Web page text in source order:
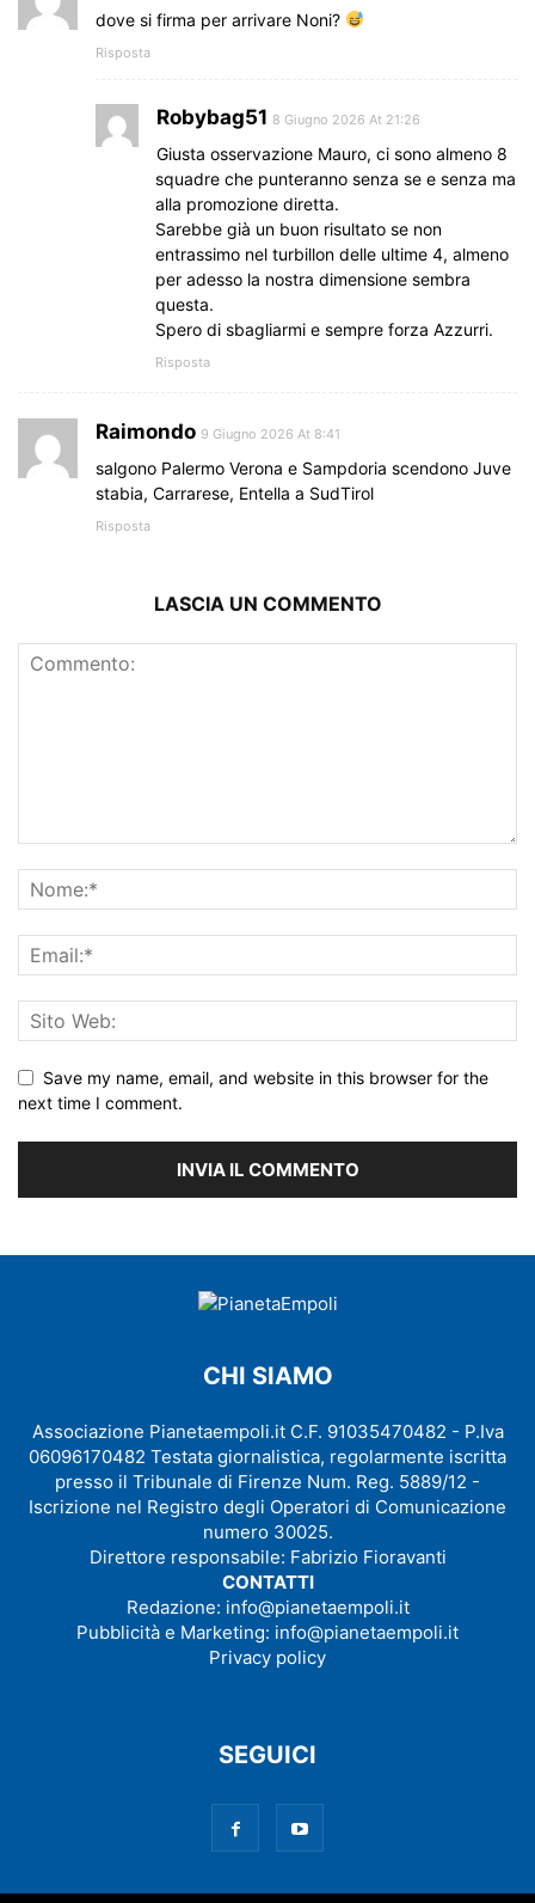
dove si firma per arrivare Noni?
Risposta
Robybag51 8 Giugno 2026 At 21:26
Giusta osservazione Mauro, ci sono almeno 8
squadre che punteranno senza se e senza ma
alla promozione diretta.
Sarebbe già un buon risultato se non
entrassimo nel turbillon delle ultime 4, almeno
per adesso la nostra dimensione sembra
questa.
Spero di sbagliarmi e sempre forza Azzurri.
Risposta
Raimondo 9 Giugno 2026 At 8:41
salgono Palermo Verona e Sampdoria scendono Juve
stabia, Carrarese, Entella a SudTirol
Risposta
LASCIA UN COMMENTO
Save my name, email, and website in this browser for the
next time I comment.
CHI SIAMO
Associazione Pianetaempoli.it C.F. 91035470482 - P.Iva
06096170482 Testata giornalistica, regolarmente iscritta
presso il Tribunale di Firenze Num. Reg. 5889/12 -
Iscrizione nel Registro degli Operatori di Comunicazione
numero 30025.
Direttore responsabile: Fabrizio Fioravanti
CONTATTI
Redazione: info@pianetaempoli.it
Pubblicità e Marketing: info@pianetaempoli.it
Privacy policy
SEGUICI